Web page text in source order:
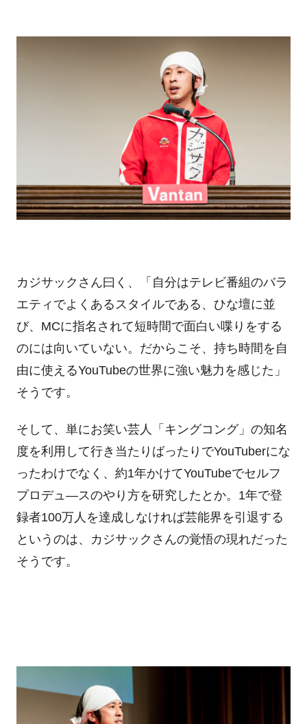
カジサックさん曰く、「自分はテレビ番組のバラ
エティでよくあるスタイルである、ひな壇に並
び、MCに指名されて短時間で面白い喋りをする
のには向いていない。だからこそ、持ち時間を自
由に使えるYouTubeの世界に強い魅力を感じた」
そうです。
そして、単にお笑い芸人「キングコング」の知名
度を利用して行き当たりばったりでYouTuberにな
ったわけでなく、約1年かけてYouTubeでセルフ
プロデュ―スのやり方を研究したとか。1年で登
録者100万人を達成しなければ芸能界を引退する
というのは、カジサックさんの覚悟の現れだった
そうです。